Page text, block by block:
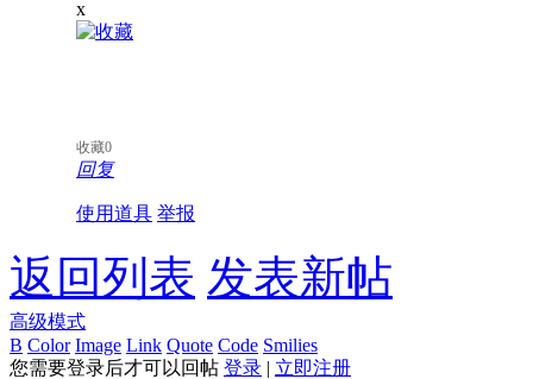
x
收藏0
回复
使用道具 举报
返回列表 发表新帖
高级模式
B Color Image Link Quote Code Smilies
您需要登录后才可以回帖 登录 | 立即注册